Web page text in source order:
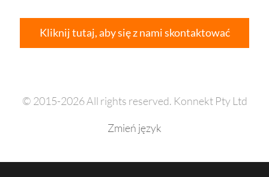
Kliknij tutaj, aby się z nami skontaktować
© 2015-2026 All rights reserved. Konnekt Pty Ltd
Zmień język